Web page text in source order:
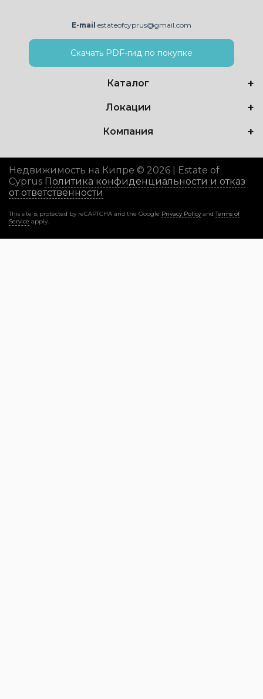
E-mail estateofcyprus@gmail.com
Скачать PDF-гид по покупке
Каталог
Локации
Компания
Недвижимость на Кипре © 2026 | Estate of
Cyprus Политика конфиденциальности и отказ
от ответственности
This site is protected by reCAPTCHA and the Google Privacy PolicyandTerms of
Service apply.